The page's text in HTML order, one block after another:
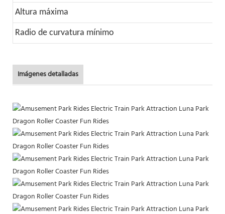
Altura máxima
Radio de curvatura mínimo
Imágenes detalladas